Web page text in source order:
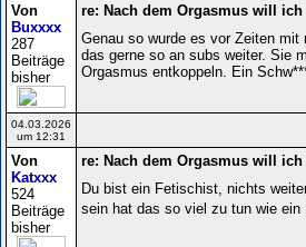
Von
Buxxxx
287
Beiträge
bisher
re: Nach dem Orgasmus will
Genau so wurde es vor Zeiten mit
das gerne so an subs weiter. Sie
Orgasmus entkoppeln. Ein
04.03.2026
um 12:31
Von
Katxxx
524
Beiträge
bisher
re: Nach dem Orgasmus will
Du bist ein Fetischist, nichts
sein hat das so viel zu tun wie ein